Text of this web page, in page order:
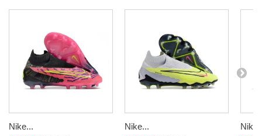
Nike... Nike...